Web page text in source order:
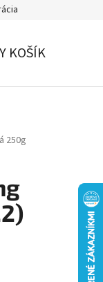
KOŠÍK
250g